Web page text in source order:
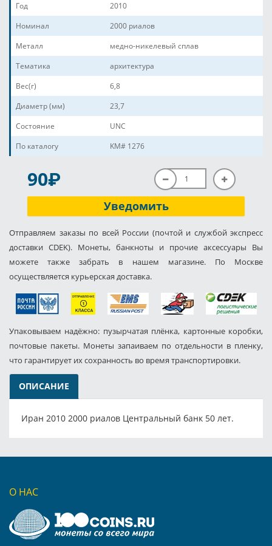
Год
2010
Номинал
2000 риалов
Металл
медно-никелевый сплав
Тематика
архитектура
Вес(г)
6,8
Диаметр (мм)
23,7
Состояние
UNC
По каталогу
KM# 1276
90P
Уведомить
Отправляем заказы по всей России (почтой и службой экспресс
доставки CDEK). Монеты, банкноты и прочие аксессуары Вы
можете также забрать в нашем магазине. По Москве
осуществляется курьерская доставка.
Упаковываем надёжно: пузырчатая плёнка, картонные коробки,
почтовые пакеты. Монеты запаиваем по отдельности в пленку,
что гарантирует их сохранность во время транспортировки.
ОПИСАНИЕ
Иран 2010 2000 риалов Центральный банк 50 лет.
О НАС